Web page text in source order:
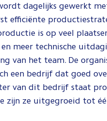
dagelijks gewerkt
efficiënte
is op veel
meer technische
van het team. De
een bedrijf dat goed
van dit bedrijf staat
zijn ze uitgegroeid tot